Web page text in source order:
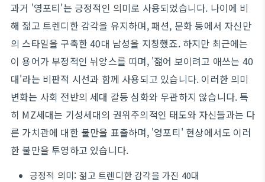
과거 '영포티'는 긍정적인 의미로 사용되었습니다. 나이에 비
해 젊고 트렌디한 감각을 유지하며, 패션, 문화 등에서 자신만
의 스타일을 구축한 40대 남성을 지칭했죠. 하지만 최근에는
이 용어가 부정적인 뉘앙스를 띠며, '젊어 보이려고 애쓰는 40
대'라는 비판적 시선과 함께 사용되고 있습니다. 이러한 의미
변화는 사회 전반의 세대 갈등 심화와 무관하지 않습니다. 특
히 MZ세대는 기성세대의 권위주의적인 태도와 자신들과는 다
른 가치관에 대한 불만을 표출하며, '영포티' 현상에서도 이러
한 불만을 투영하고 있습니다.
긍정적 의미: 젊고 트렌디한 감각을 가진 40대